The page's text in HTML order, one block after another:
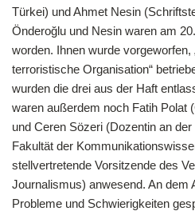
Türkei) und Ahmet Nesin
Önderoğlu und Nesin waren am
worden. Ihnen wurde vorgeworfen,
terroristische Organisation“
wurden die drei aus der Haft
waren außerdem noch Fatih Polat
und Ceren Sözeri (Dozentin an
Fakultät der
stellvertretende Vorsitzende des
Journalismus) anwesend. An dem
Probleme und Schwierigkeiten